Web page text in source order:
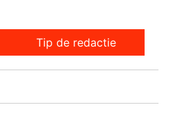
Tip de redactie